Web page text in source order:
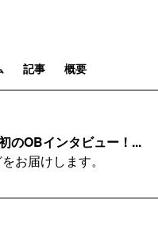
記事 概要
のOBインタビュー！...
お届けします。